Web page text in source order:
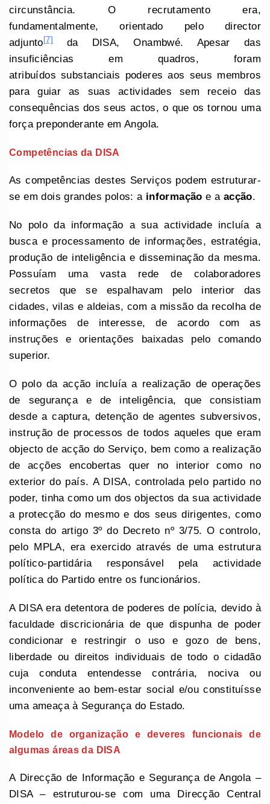
circunstância. O recrutamento era,
fundamentalmente, orientado pelo director
adjunto[7]da DISA, Onambwé. Apesar das
insuficiências em quadros, foram
atribuídos substanciais poderes aos seus membros
para guiar as suas actividades sem receio das
consequências dos seus actos, o que os tornou uma
força preponderante em Angola.
Competências da DISA
As competências destes Serviços podem estruturar-
se em dois grandes polos: a informação e a acção.
No polo da informação a sua actividade incluía a
busca e processamento de informações, estratégia,
produção de inteligência e disseminação da mesma.
Possuíam uma vasta rede de colaboradores
secretos que se espalhavam pelo interior das
cidades, vilas e aldeias, com a missão da recolha de
informações de interesse, de acordo com as
instruções e orientações baixadas pelo comando
superior.
O polo da acção incluía a realização de operações
de segurança e de inteligência, que consistiam
desde a captura, detenção de agentes subversivos,
instrução de processos de todos aqueles que eram
objecto de acção do Serviço, bem como a realização
de acções encobertas quer no interior como no
exterior do país. A DISA, controlada pelo partido no
poder, tinha como um dos objectos da sua actividade
a protecção do mesmo e dos seus dirigentes, como
consta do artigo 3º do Decreto nº 3/75. O controlo,
pelo MPLA, era exercido através de uma estrutura
político-partidária responsável pela actividade
política do Partido entre os funcionários.
A DISA era detentora de poderes de polícia, devido à
faculdade discricionária de que dispunha de poder
condicionar e restringir o uso e gozo de bens,
liberdade ou direitos individuais de todo o cidadão
cuja conduta entendesse contrária, nociva ou
inconveniente ao bem-estar social e/ou constituísse
uma ameaça à Segurança do Estado.
Modelo de organização e deveres funcionais de
algumas áreas da DISA
A Direcção de Informação e Segurança de Angola –
DISA – estruturou-se com uma Direcção Central